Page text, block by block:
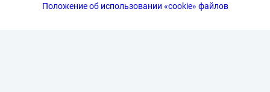
с требованиями законодательства
Положение об использовании «cookie» файлов